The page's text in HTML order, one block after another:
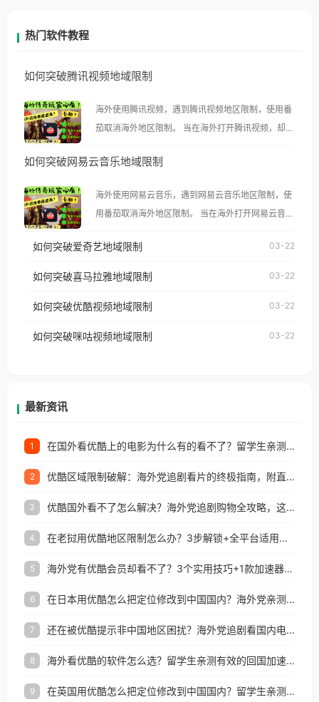
热门软件教程
如何突破腾讯视频地域限制
海外使用腾讯视频，遇到腾讯视频地区限制，使用番
茄取消海外地区限制。 当在海外打开腾讯视频，却突
示语。 海外用户如香港、澳门、台湾、美国、加拿
像其他音乐平台一样，出现地区及版权限制问题，且
仅能在中国大陆地区播放。 遇到这个问题的朋友们，
台湾、美国、加拿大、澳大利亚、欧洲等国家和地区
权限制所困扰。
如何突破网易云音乐地域限制
海外使用网易云音乐，遇到网易云音乐地区限制，使
用番茄取消海外地区限制。 当在海外打开网易云音
播放”的提示语。 海外用户如香港、澳门、台湾、美
制问题，且仅能在中国大陆地区播放。 遇到这个问题
户收听网易云音乐地区版权限制」的问题，无论人在
如何突破爱奇艺地域限制 03-22
如何突破喜马拉雅地域限制 03-22
如何突破优酷视频地域限制 03-22
如何突破咪咕视频地域限制 03-22
最新资讯
1 在国外看优酷上的电影为什么有的看不了？留学生亲测有效的回国加速方案
2 优酷区域限制破解：海外党追剧看片的终极指南，附直播欧冠+1905电影网解决方案
3 优酷国外看不了怎么解决？海外党追剧购物全攻略，这招亲测有效！
4 在老挝用优酷地区限制怎么办？3步解锁+全平台适用的回国加速器指南
5 海外党有优酷会员却看不了？3个实用技巧+1款加速器解决追剧&金融APP难题
6 在日本用优酷怎么把定位修改到中国国内？海外党亲测有效的回国加速指南
7 还在被优酷提示非中国地区困扰？海外党追剧看国内电影的正确打开方式
8 海外看优酷的软件怎么选？留学生亲测有效的回国加速方案
9 在英国用优酷怎么把定位修改到中国国内？留学生亲测有效的回国加速方案